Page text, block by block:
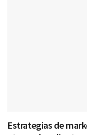
Estrategias de